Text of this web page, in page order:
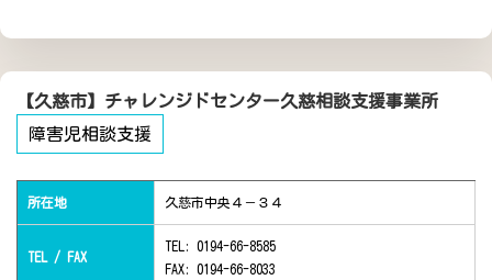
【久慈市】チャレンジドセンター久慈相談支援事業所
障害児相談支援
所在地 久慈市中央４－３４
TEL / FAX
TEL: 0194-66-8585
FAX: 0194-66-8033